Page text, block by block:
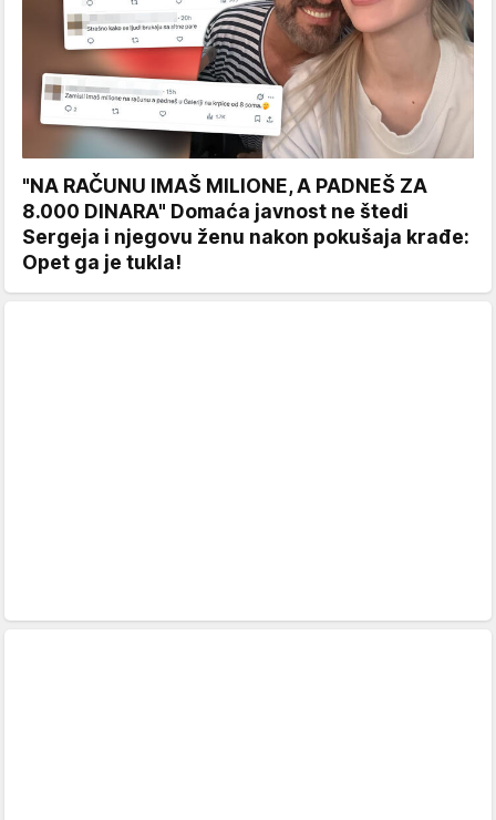
"NA RAČUNU IMAŠ MILIONE, A PADNEŠ ZA
8.000 DINARA" Domaća javnost ne štedi
Sergeja i njegovu ženu nakon pokušaja krađe:
Opet ga je tukla!